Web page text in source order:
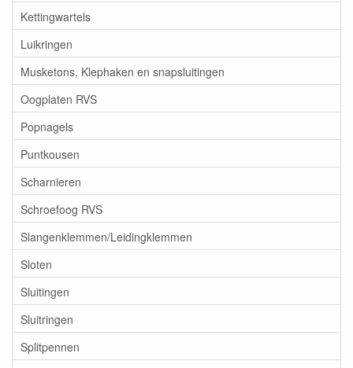
Kettingwartels
Luikringen
Musketons, Klephaken en snapsluitingen
Oogplaten RVS
Popnagels
Puntkousen
Scharnieren
Schroefoog RVS
Slangenklemmen/Leidingklemmen
Sloten
Sluitingen
Sluitringen
Splitpennen